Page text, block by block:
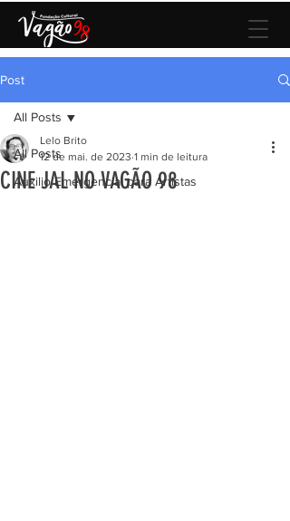
Post
All Posts
Auxilio Emergencial para Artistas
All Posts
CINE JAL NO VAGÃO 98
Lelo Brito
12 de mai. de 2023 1 min de leitura